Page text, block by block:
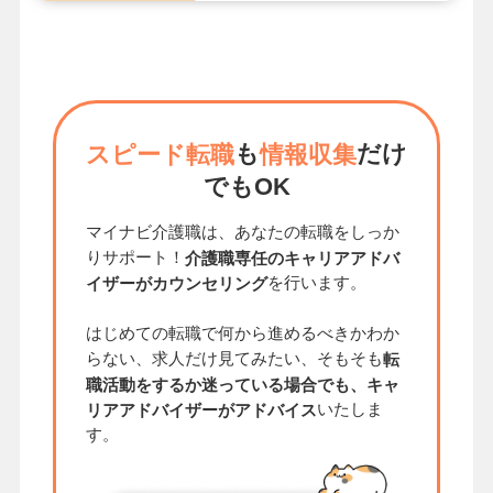
スピード転職も情報収集だけ
でもOK
マイナビ介護職は、あなたの転職をしっか
りサポート！ 介護職専任のキャリアアドバ
イザーがカウンセリングを行います。
はじめての転職で何から進めるべきかわか
らない、求人だけ見てみたい、そもそも転
職活動をするか迷っている場合でも、キャ
リアアドバイザーがアドバイスいたしま
す。